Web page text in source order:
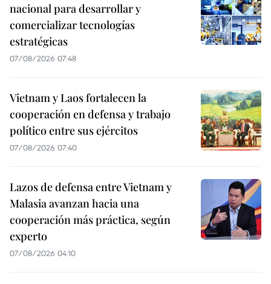
nacional para desarrollar y
comercializar tecnologías
estratégicas
07/08/2026 07:48
Vietnam y Laos fortalecen la
cooperación en defensa y trabajo
político entre sus ejércitos
07/08/2026 07:40
Lazos de defensa entre Vietnam y
Malasia avanzan hacia una
cooperación más práctica, según
experto
07/08/2026 04:10